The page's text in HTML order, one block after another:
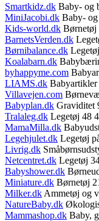
Smartkidz.dk Baby- og
MiniJacobi.dk Baby-
Kids-world.dk Børnetøj
BarnetsVerden.dk
Børnibalance.dk
Koalabarn.dk
byhappyme.com
LIAMS.dk Babyartikler
Villavejen.com
Babyplan.dk Graviditet
Tralaleg.dk Legetøj 48
MamaMilla.dk
Legehjulet.dk Legetøj
Livrig.dk
Netcentret.dk Legetøj
Babyshower.dk
Miniature.dk Børnetøj
Milker.dk Ammetøj og
NatureBaby.dk
Mammashop.dk Baby,